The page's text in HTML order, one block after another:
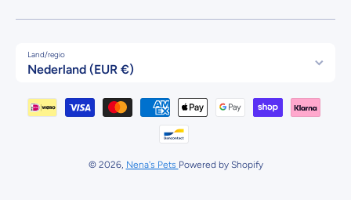
Land/regio
Nederland (EUR €)
Betaalmethodes
© 2026, Nena's Pets Powered by Shopify